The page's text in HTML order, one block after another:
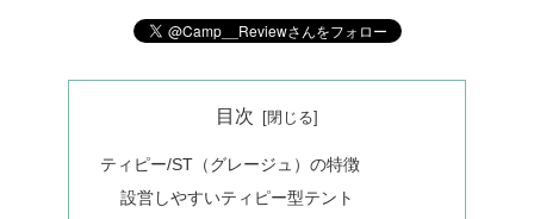
目次
ティピー/ST（グレージュ）の特徴
設営しやすいティピー型テント